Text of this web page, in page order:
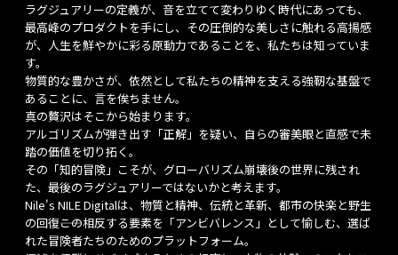
ラグジュアリーの定義が、音を立てて変わりゆく時代にあっても、
最高峰のプロダクトを手にし、その圧倒的な美しさに触れる高揚感
が、人生を鮮やかに彩る原動力であることを、私たちは知っていま
す。
物質的な豊かさが、依然として私たちの精神を支える強靭な基盤で
あることに、言を俟ちません。
真の贅沢はそこから始まります。
アルゴリズムが弾き出す「正解」を疑い、自らの審美眼と直感で未
踏の価値を切り拓く。
その「知的冒険」こそが、グローバリズム崩壊後の世界に残され
た、最後のラグジュアリーではないかと考えます。
Nile's NILE Digitalは、物質と精神、伝統と革新、都市の快楽と野生
の回復――この相反する要素を「アンビバレンス」として愉しむ、選ば
れた冒険者たちのためのプラットフォーム。